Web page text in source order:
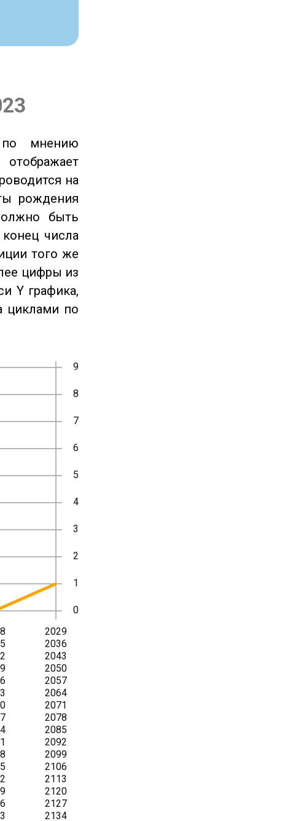
мнению
на
рождения
быть
числа
того же
цифры из
Y графика,
циклами по